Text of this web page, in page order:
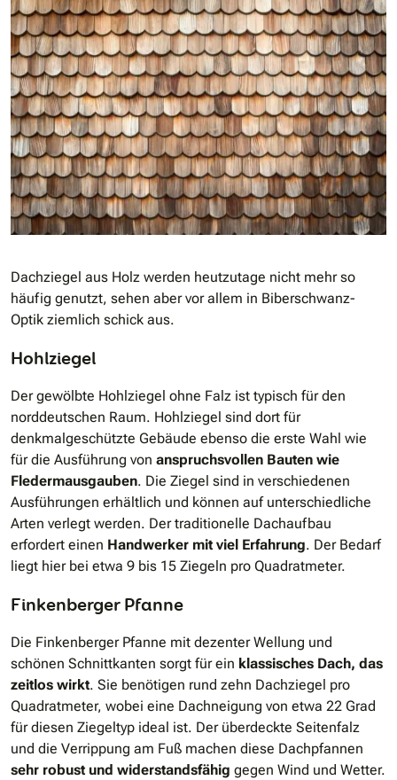
Dachziegel aus Holz werden heutzutage nicht mehr so
häufig genutzt, sehen aber vor allem in Biberschwanz-
Optik ziemlich schick aus.
Hohlziegel
Der gewölbte Hohlziegel ohne Falz ist typisch für den
norddeutschen Raum. Hohlziegel sind dort für
denkmalgeschützte Gebäude ebenso die erste Wahl wie
für die Ausführung von anspruchsvollen Bauten wie
Fledermausgauben. Die Ziegel sind in verschiedenen
Ausführungen erhältlich und können auf unterschiedliche
Arten verlegt werden. Der traditionelle Dachaufbau
erfordert einen Handwerker mit viel Erfahrung. Der Bedarf
liegt hier bei etwa 9 bis 15 Ziegeln pro Quadratmeter.
Finkenberger Pfanne
Die Finkenberger Pfanne mit dezenter Wellung und
schönen Schnittkanten sorgt für ein klassisches Dach, das
zeitlos wirkt. Sie benötigen rund zehn Dachziegel pro
Quadratmeter, wobei eine Dachneigung von etwa 22 Grad
für diesen Ziegeltyp ideal ist. Der überdeckte Seitenfalz
und die Verrippung am Fuß machen diese Dachpfannen
sehr robust und widerstandsfähig gegen Wind und Wetter.